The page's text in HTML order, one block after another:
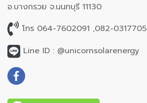
อ.บางกรวย จ.นนทบุรี 11130
โทร 064-7602091 ,082-0317705
Line ID : @unicornsolarenergy